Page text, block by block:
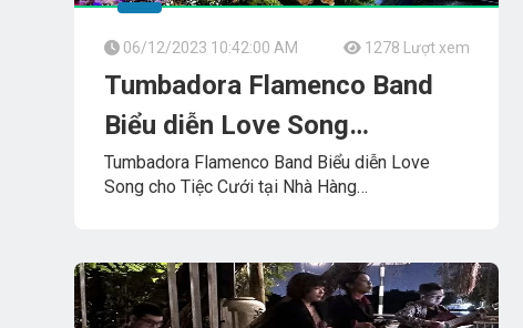
06/12/2023 10:42:00 AM 1278 Lượt xem
Tumbadora Flamenco Band
Biểu diễn Love Song
tạiSÔNG_BÉ_GOLF_RESORT
Tumbadora Flamenco Band Biểu diễn Love
Song cho Tiệc Cưới tại Nhà Hàng
Công_Ty_Tnhh_Giải_Trí_Thanh_Tùng_Tumbadora_Band